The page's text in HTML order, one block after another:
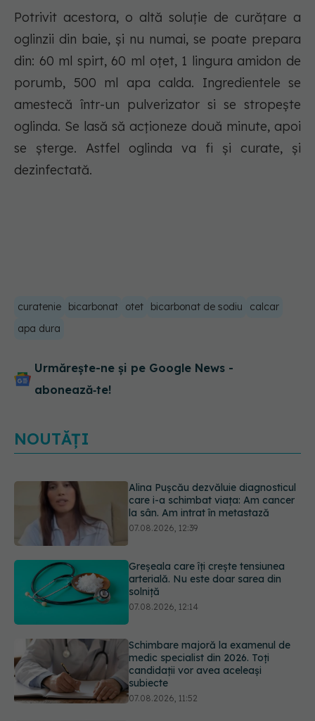
Potrivit acestora, o altă soluție de curățare a
oglinzii din baie, și nu numai, se poate prepara
din: 60 ml spirt, 60 ml oțet, 1 lingura amidon de
porumb, 500 ml apa calda. Ingredientele se
amestecă într-un pulverizator si se stropește
oglinda. Se lasă să acționeze două minute, apoi
se șterge. Astfel oglinda va fi și curate, și
dezinfectată.
curatenie bicarbonat otet bicarbonat de sodiu
calcar
apa dura
Urmărește-ne și pe Google News -
abonează‑te!
NOUTĂȚI
Greșeala care îți crește tensiunea
arterială. Nu este doar sarea din
solniță
07.08.2026, 12:14
Schimbare majoră la examenul de
medic specialist din 2026. Toți
candidații vor avea aceleași
subiecte
Ashwagandha: 4 efecte adverse
potențial grave
07.08.2026, 11:03